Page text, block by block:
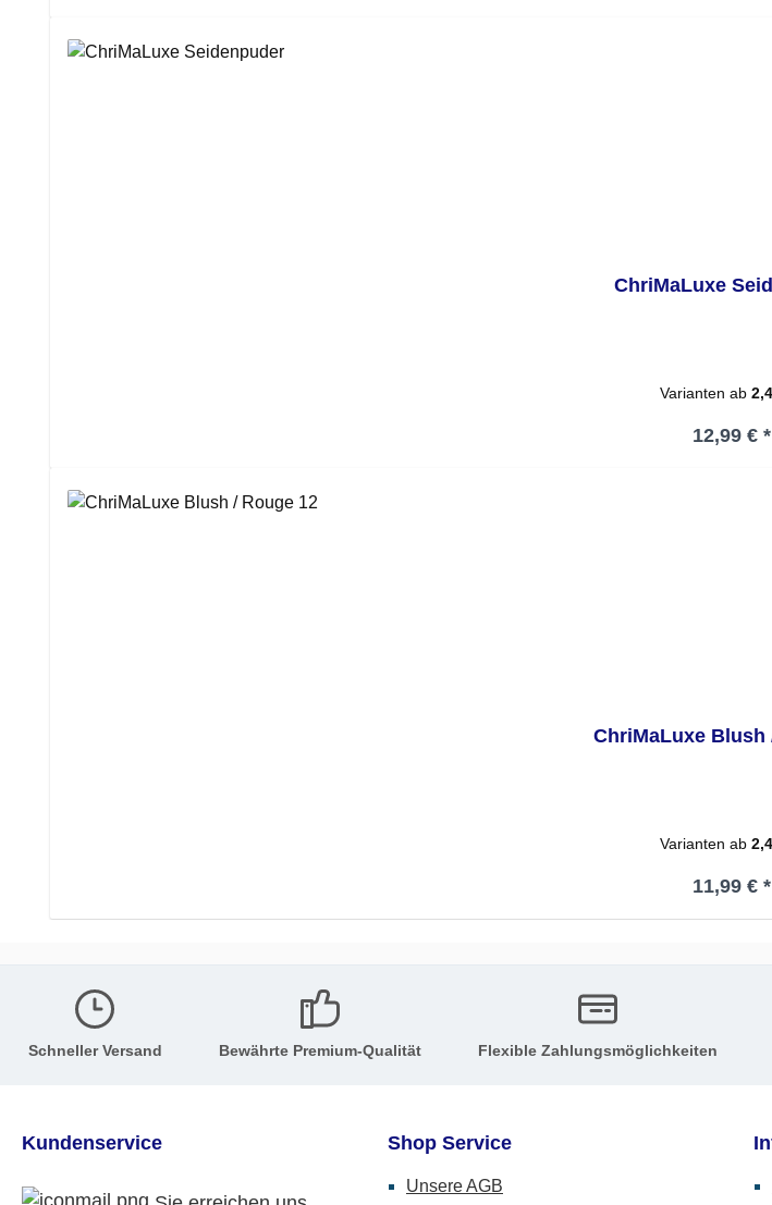
ChriMaLuxe
Varianten ab
12,99 € *
ChriMaLuxe Blush
Varianten ab
11,99 € *
Schneller Versand Bewährte Premium-Qualität Flexible Zahlungsmöglichkeiten
Kundenservice Shop Service
Unsere AGB